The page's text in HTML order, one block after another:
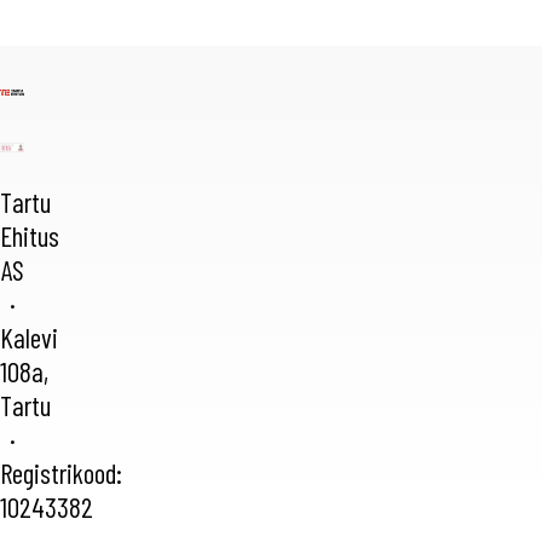
Tartu
Ehitus
AS
·
Kalevi
108a,
Tartu
·
Registrikood:
10243382